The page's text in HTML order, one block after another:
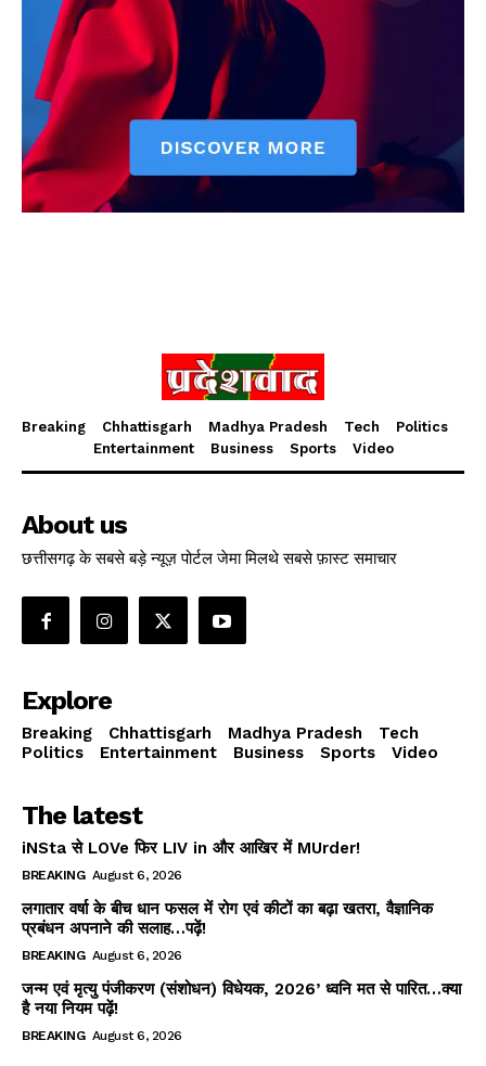
Breaking Chhattisgarh Madhya Pradesh Tech
Politics
Entertainment
Business Sports Video
About us
छत्तीसगढ़ के सबसे बड़े न्यूज़ पोर्टल जेमा मिलथे सबसे फ़ास्ट समाचार
Explore
Breaking Chhattisgarh Madhya Pradesh
Tech
Politics
Entertainment Business Sports Video
The latest
iNSta से LOVe फिर LIV in और आखिर में MUrder!
BREAKING August 6, 2026
लगातार वर्षा के बीच धान फसल में रोग एवं कीटों का बढ़ा खतरा, वैज्ञानिक
प्रबंधन अपनाने की सलाह…पढ़ें!
BREAKING August 6, 2026
जन्म एवं मृत्यु पंजीकरण (संशोधन) विधेयक, 2026’ ध्वनि मत से पारित…क्या
है नया नियम पढ़ें!
BREAKING August 6, 2026